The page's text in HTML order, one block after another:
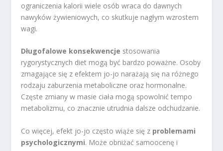
ograniczenia kalorii wiele osób wraca do dawnych
nawyków żywieniowych, co skutkuje nagłym wzrostem
wagi.
Długofalowe konsekwencje stosowania
rygorystycznych diet mogą być bardzo poważne. Osoby
zmagające się z efektem jo-jo narażają się na różnego
rodzaju zaburzenia metaboliczne oraz hormonalne.
Częste zmiany w masie ciała mogą spowolnić tempo
metabolizmu, co znacznie utrudnia dalsze odchudzanie.
Co więcej, efekt jo-jo często wiąże się z problemami
psychologicznymi. Może obniżać samoocenę i